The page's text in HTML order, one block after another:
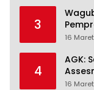
3
16
4
AGK:
16